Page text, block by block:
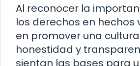
Al reconocer la
los derechos en hechos
en promover una
honestidad y
sientan las bases para